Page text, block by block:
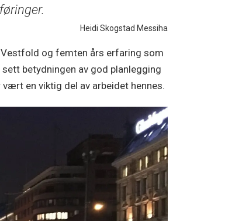
Heidi Skogstad Messiha
Vestfold og femten års erfaring som
betydningen av god planlegging
en viktig del av arbeidet hennes.